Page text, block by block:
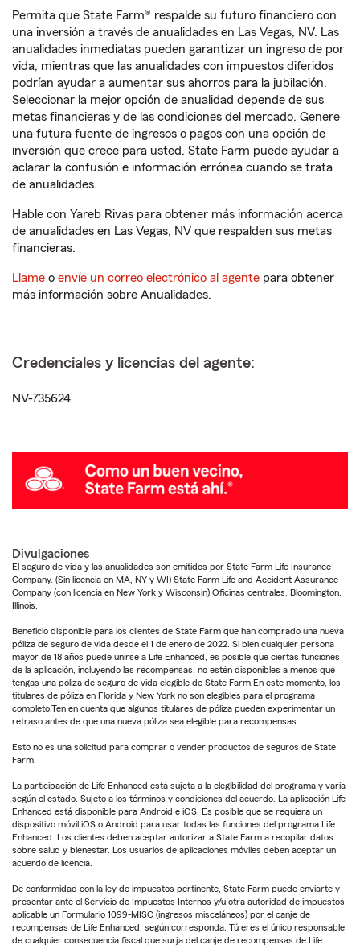
Permita que State Farm® respalde su futuro financiero con
una inversión a través de anualidades en Las Vegas, NV. Las
anualidades inmediatas pueden garantizar un ingreso de por
vida, mientras que las anualidades con impuestos diferidos
podrían ayudar a aumentar sus ahorros para la jubilación.
Seleccionar la mejor opción de anualidad depende de sus
metas financieras y de las condiciones del mercado. Genere
una futura fuente de ingresos o pagos con una opción de
inversión que crece para usted. State Farm puede ayudar a
aclarar la confusión e información errónea cuando se trata
de anualidades.
Hable con Yareb Rivas para obtener más información acerca
de anualidades en Las Vegas, NV que respalden sus metas
financieras.
Llame o envíe un correo electrónico al agente para obtener
más información sobre Anualidades.
Credenciales y licencias del agente:
NV-735624
Divulgaciones
El seguro de vida y las anualidades son emitidos por State Farm Life Insurance
Company. (Sin licencia en MA, NY y WI) State Farm Life and Accident Assurance
Company (con licencia en New York y Wisconsin) Oficinas centrales, Bloomington,
Illinois.
Beneficio disponible para los clientes de State Farm que han comprado una nueva
póliza de seguro de vida desde el 1 de enero de 2022. Si bien cualquier persona
mayor de 18 años puede unirse a Life Enhanced, es posible que ciertas funciones
de la aplicación, incluyendo las recompensas, no estén disponibles a menos que
tengas una póliza de seguro de vida elegible de State Farm.En este momento, los
titulares de póliza en Florida y New York no son elegibles para el programa
completo.Ten en cuenta que algunos titulares de póliza pueden experimentar un
retraso antes de que una nueva póliza sea elegible para recompensas.
Esto no es una solicitud para comprar o vender productos de seguros de State
Farm.
La participación de Life Enhanced está sujeta a la elegibilidad del programa y varía
según el estado. Sujeto a los términos y condiciones del acuerdo. La aplicación Life
Enhanced está disponible para Android e iOS. Es posible que se requiera un
dispositivo móvil iOS o Android para usar todas las funciones del programa Life
Enhanced. Los clientes deben aceptar autorizar a State Farm a recopilar datos
sobre salud y bienestar. Los usuarios de aplicaciones móviles deben aceptar un
acuerdo de licencia.
De conformidad con la ley de impuestos pertinente, State Farm puede enviarte y
presentar ante el Servicio de Impuestos Internos y/u otra autoridad de impuestos
aplicable un Formulario 1099-MISC (ingresos misceláneos) por el canje de
recompensas de Life Enhanced, según corresponda. Tú eres el único responsable
de cualquier consecuencia fiscal que surja del canje de recompensas de Life